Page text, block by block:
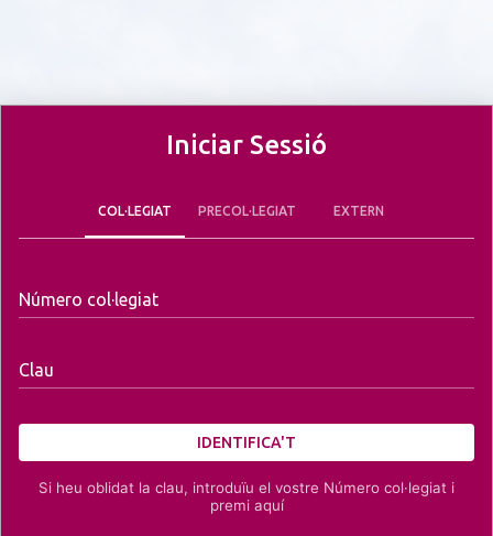
Iniciar Sessió
COL·LEGIAT PRECOL·LEGIAT EXTERN
Número col·legiat
Clau
IDENTIFICA'T
Si heu oblidat la clau, introduïu el vostre Número col·legiat i
premi aquí